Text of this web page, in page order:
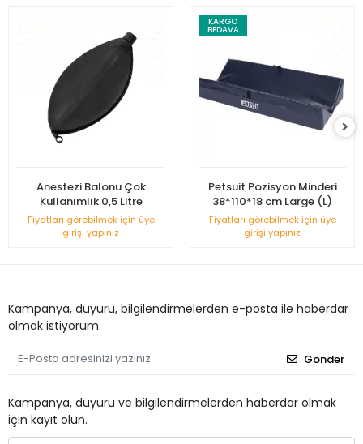
Anestezi Balonu Çok
Kullanımlık 0,5 Litre
Fiyatları görebilmek için üye
girişi yapınız
KARGO
BEDAVA
Petsuit Pozisyon Minderi
38*110*18 cm Large (L)
Fiyatları görebilmek için üye
girişi yapınız
Kampanya, duyuru, bilgilendirmelerden e-posta ile haberdar
olmak istiyorum.
Gönder
Kampanya, duyuru ve bilgilendirmelerden haberdar olmak
için kayıt olun.